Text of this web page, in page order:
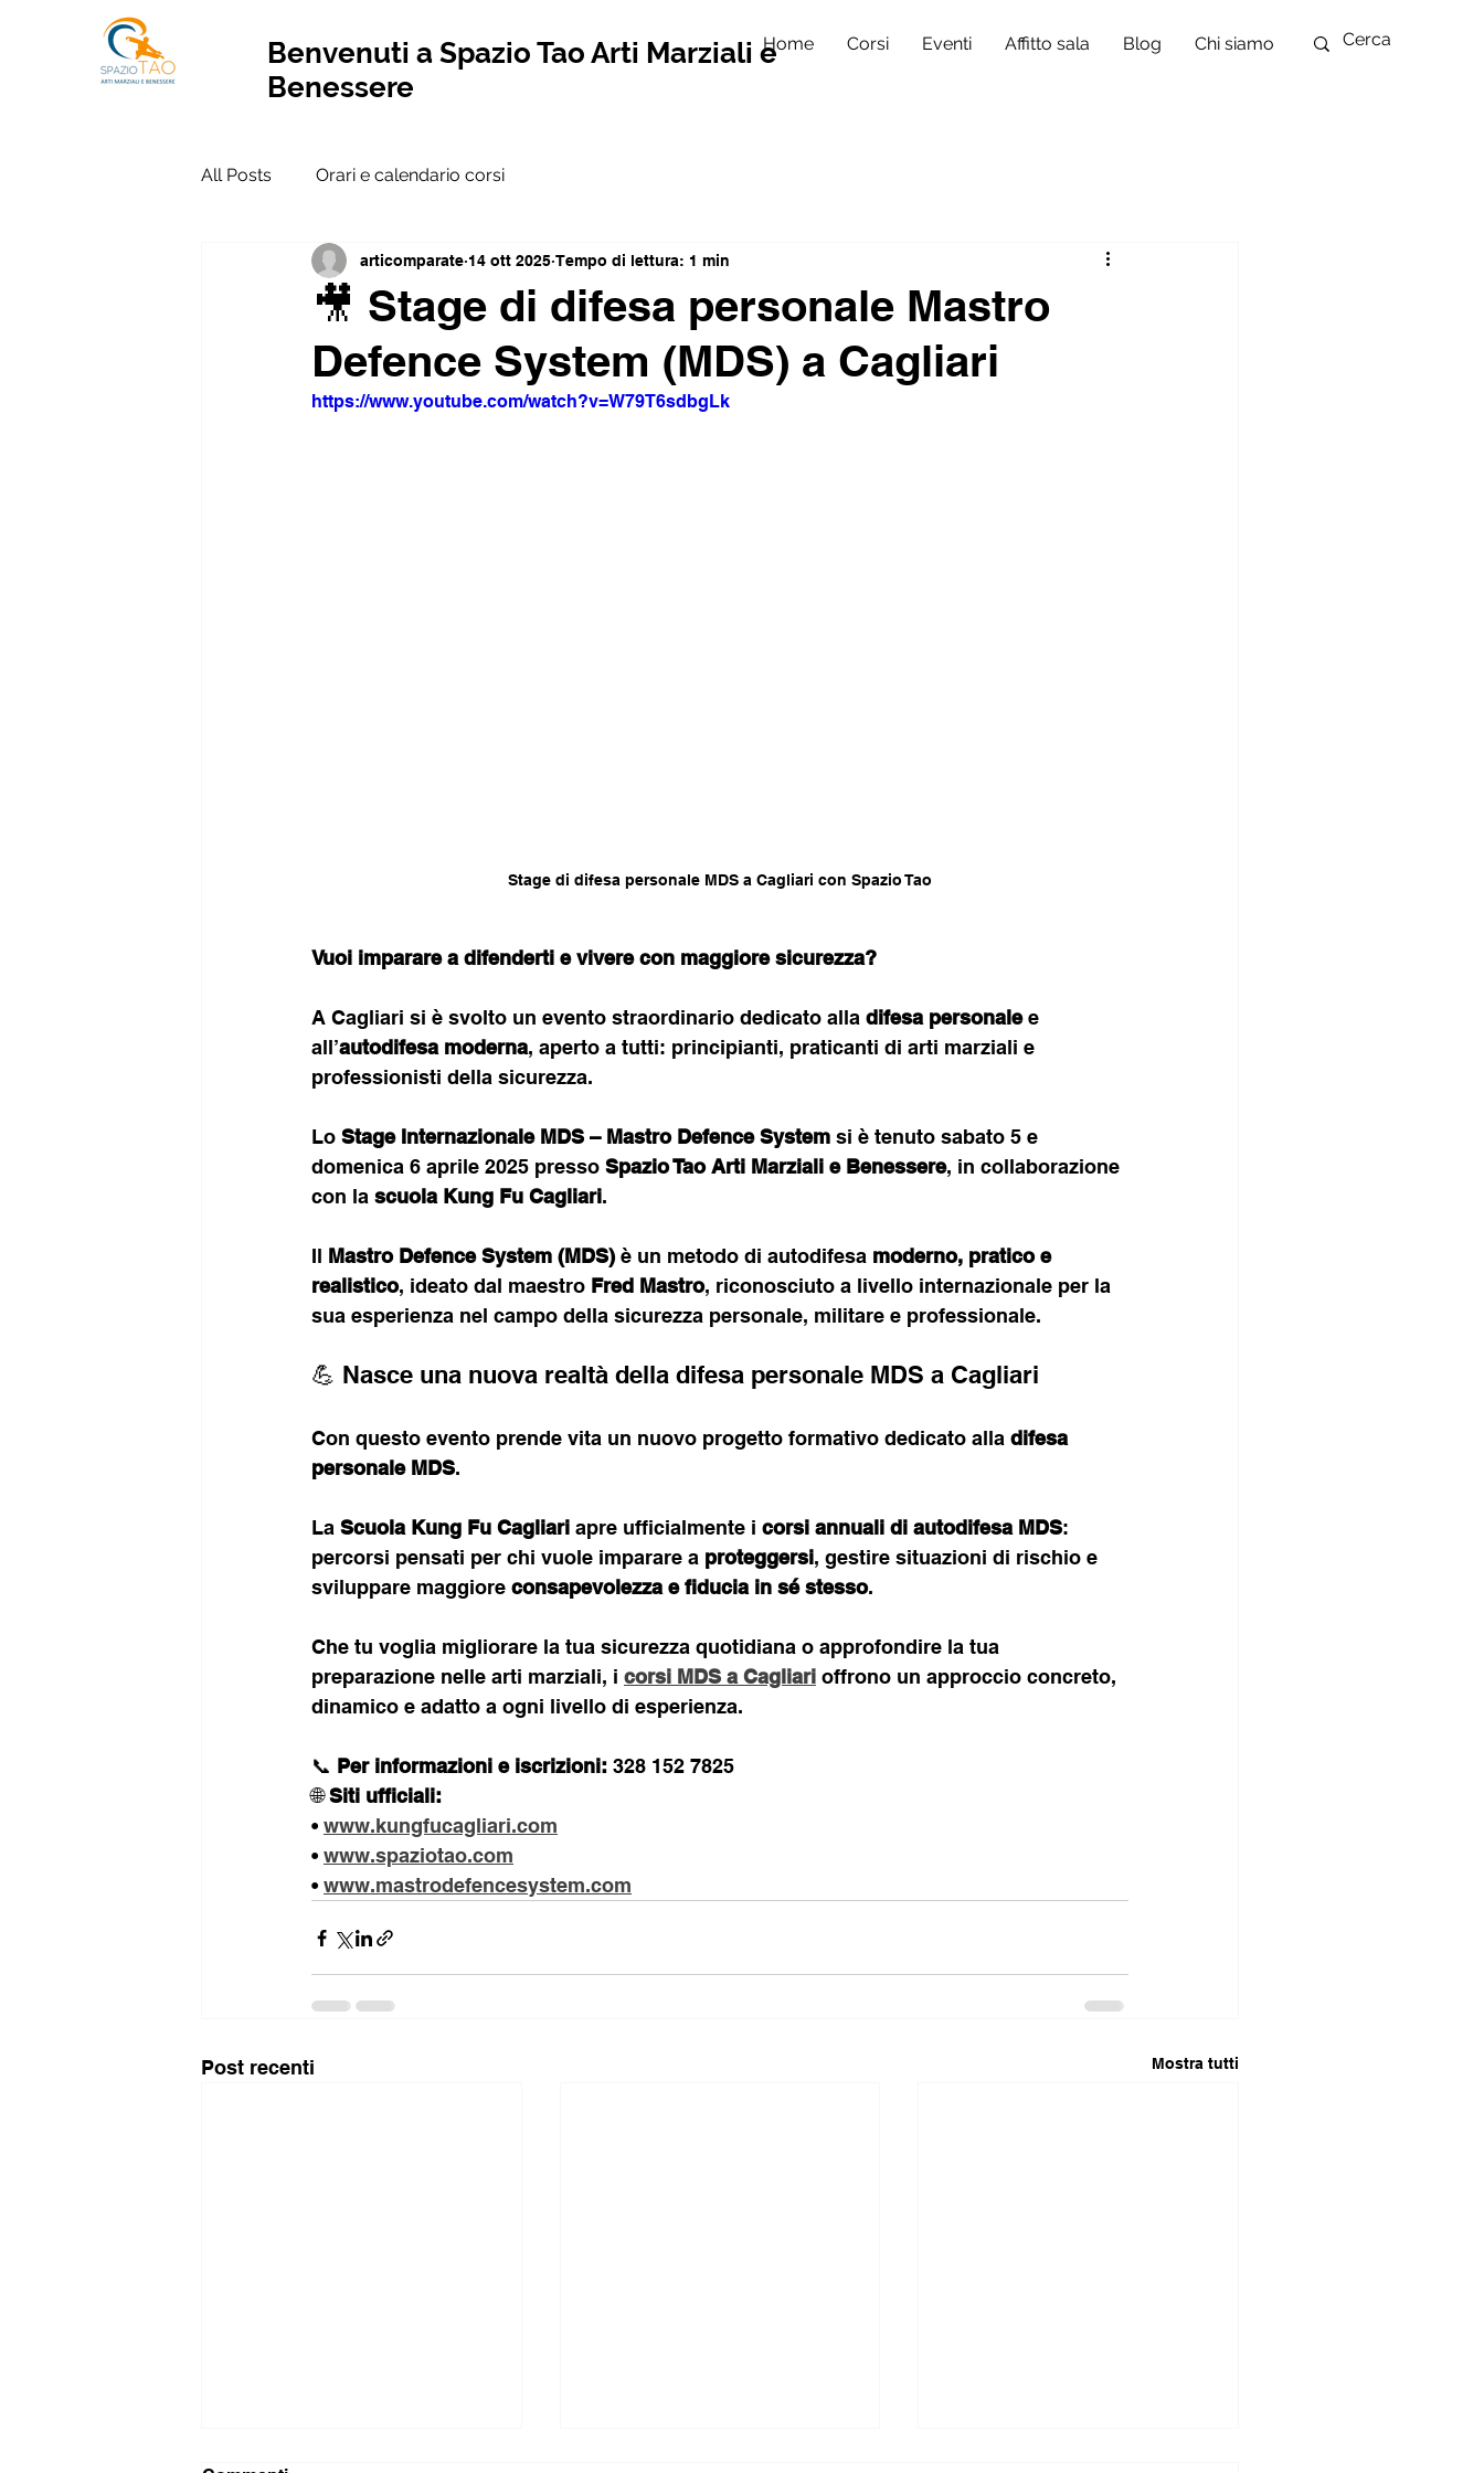
Benvenuti a Spazio Tao Arti Marziali e
Benessere
Home Corsi Eventi Affitto sala Blog Chi siamo
All Posts Orari e calendario corsi
🎥 Stage di difesa personale Mastro
Defence System (MDS) a Cagliari
articomparate 14 ott 2025 Tempo di lettura: 1 min
https://www.youtube.com/watch?v=W79T6sdbgLk
Stage di difesa personale MDS a Cagliari con Spazio Tao
Vuoi imparare a difenderti e vivere con maggiore sicurezza?
A Cagliari si è svolto un evento straordinario dedicato alla difesa personale e
all’autodifesa moderna, aperto a tutti: principianti, praticanti di arti marziali e
professionisti della sicurezza.
Lo Stage Internazionale MDS – Mastro Defence System si è tenuto sabato 5 e
domenica 6 aprile 2025 presso Spazio Tao Arti Marziali e Benessere, in collaborazione
con la scuola Kung Fu Cagliari.
Il Mastro Defence System (MDS) è un metodo di autodifesa moderno, pratico e
realistico, ideato dal maestro Fred Mastro, riconosciuto a livello internazionale per la
sua esperienza nel campo della sicurezza personale, militare e professionale.
💪 Nasce una nuova realtà della difesa personale MDS a Cagliari
Con questo evento prende vita un nuovo progetto formativo dedicato alla difesa
personale MDS.
La Scuola Kung Fu Cagliari apre ufficialmente i corsi annuali di autodifesa MDS:
percorsi pensati per chi vuole imparare a proteggersi, gestire situazioni di rischio e
sviluppare maggiore consapevolezza e fiducia in sé stesso.
Che tu voglia migliorare la tua sicurezza quotidiana o approfondire la tua
preparazione nelle arti marziali, i corsi MDS a Cagliari offrono un approccio concreto,
dinamico e adatto a ogni livello di esperienza.
📞 Per informazioni e iscrizioni: 328 152 7825
🌐 Siti ufficiali:
• www.kungfucagliari.com
• www.spaziotao.com
• www.mastrodefencesystem.com
Post recenti Mostra tutti